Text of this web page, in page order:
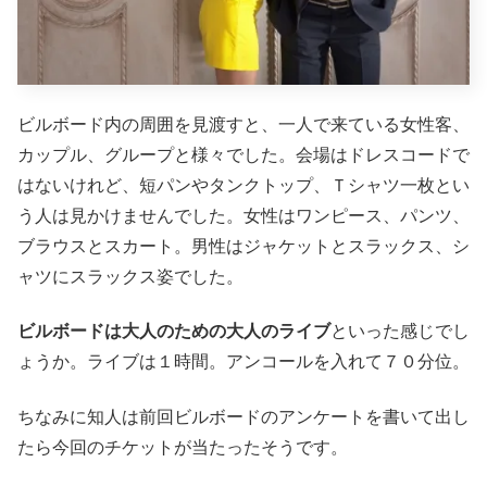
ビルボード内の周囲を見渡すと、一人で来ている女性客、
カップル、グループと様々でした。会場はドレスコードで
はないけれど、短パンやタンクトップ、Ｔシャツ一枚とい
う人は見かけませんでした。女性はワンピース、パンツ、
ブラウスとスカート。男性はジャケットとスラックス、シ
ャツにスラックス姿でした。
ビルボードは大人のための大人のライブといった感じでし
ょうか。ライブは１時間。アンコールを入れて７０分位。
ちなみに知人は前回ビルボードのアンケートを書いて出し
たら今回のチケットが当たったそうです。